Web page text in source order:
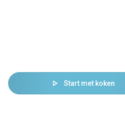
Start met koken